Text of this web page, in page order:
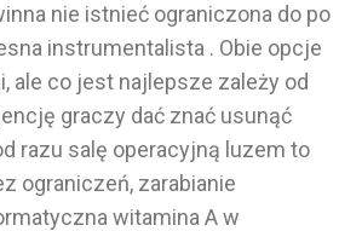
nie istnieć ograniczona do po
instrumentalista . Obie opcje
ale co jest najlepsze zależy od
graczy dać znać usunąć
razu salę operacyjną luzem to
ograniczeń, zarabianie
witamina A w